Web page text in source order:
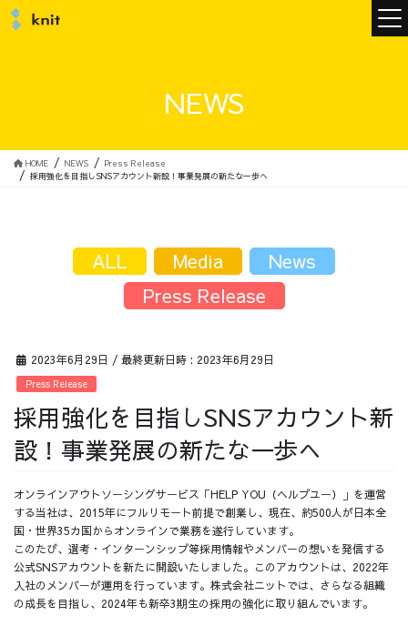
サービス
採用情報
チームインタビュー01
NEWS
HOME NEWS
Press Release
採用強化を目指しSNSアカウント新設！事業発展の新たな一歩へ
2023年6月29日 / 最終更新日時 : 2023年6月29日
Press Release
採用強化を目指しSNSアカウント新
設！事業発展の新たな一歩へ
オンラインアウトソーシングサービス「HELP YOU（ヘルプユー）」を運営
する当社は、2015年にフルリモート前提で創業し、現在、約500人が日本全
国・世界35カ国からオンラインで業務を遂行しています。
このたび、選考・インターンシップ等採用情報やメンバーの想いを発信する
公式SNSアカウントを新たに開設いたしました。このアカウントは、2022年
入社のメンバーが運用を行っています。株式会社ニットでは、さらなる組織
の成長を目指し、2024年も新卒3期生の採用の強化に取り組んでいます。
ALL Media
News
Press Release